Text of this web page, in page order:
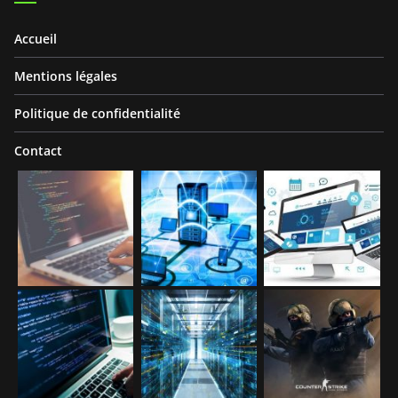
Accueil
Mentions légales
Politique de confidentialité
Contact